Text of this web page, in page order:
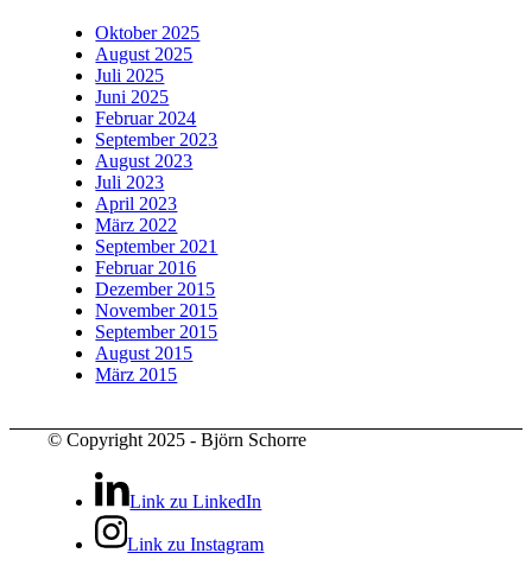
Oktober 2025
August 2025
Juli 2025
Juni 2025
Februar 2024
September 2023
August 2023
Juli 2023
April 2023
März 2022
September 2021
Februar 2016
Dezember 2015
November 2015
September 2015
August 2015
März 2015
© Copyright 2025 - Björn Schorre
Link zu LinkedIn
Link zu Instagram